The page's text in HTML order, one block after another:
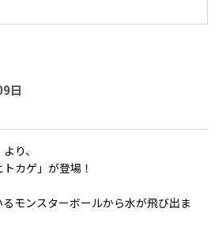
日
り、
カゲ」が登場！
モンスターボールから水が飛び出ま